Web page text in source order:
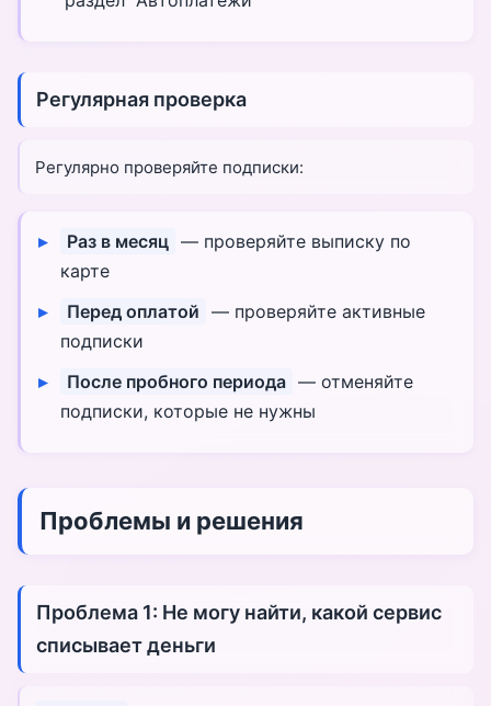
Регулярная проверка
Регулярно проверяйте подписки:
Раз в месяц — проверяйте выписку по
карте
Перед оплатой — проверяйте активные
подписки
После пробного периода — отменяйте
подписки, которые не нужны
Проблемы и решения
Проблема 1: Не могу найти, какой сервис
списывает деньги